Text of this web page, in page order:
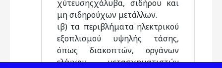
χύτευσηςχάλυβα, σιδήρου και
μη σιδηρούχων μετάλλων.
ιβ) τα περιβλήματα ηλεκτρικού
εξοπλισμού υψηλής τάσης,
όπως διακοπτών, οργάνων
ελέγχου, μετασχηματιστών